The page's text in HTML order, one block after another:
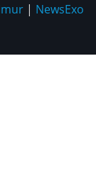
| NewsExo